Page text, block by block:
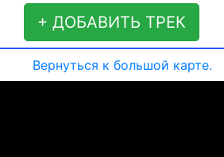
+ ДОБАВИТЬ ТРЕК
Вернуться к большой карте.